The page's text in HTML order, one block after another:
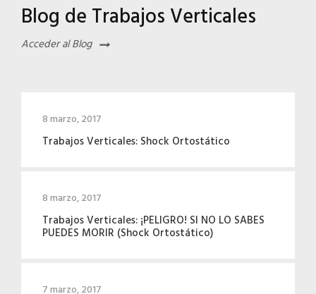
Blog de Trabajos Verticales
Acceder al Blog
8 marzo, 2017
Trabajos Verticales: Shock Ortostático
8 marzo, 2017
Trabajos Verticales: ¡PELIGRO! SI NO LO SABES
PUEDES MORIR (Shock Ortostático)
7 marzo, 2017